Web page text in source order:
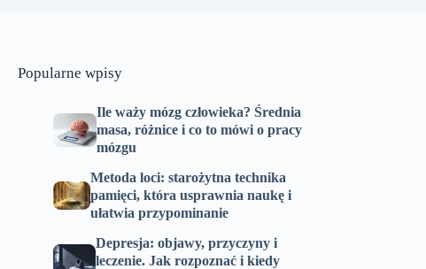
Popularne wpisy
Ile waży mózg człowieka? Średnia
masa, różnice i co to mówi o pracy
mózgu
Metoda loci: starożytna technika
pamięci, która usprawnia naukę i
ułatwia przypominanie
Depresja: objawy, przyczyny i
leczenie. Jak rozpoznać i kiedy